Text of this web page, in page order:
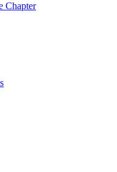
Chapter